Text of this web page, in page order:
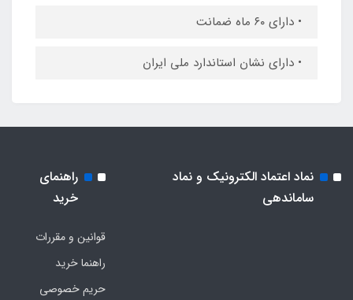
• دارای ۶٠ ماه ضمانت
• دارای نشان استاندارد ملی ایران
نماد اعتماد الکترونیک و نماد
ساماندهی
راهنمای
خرید
قوانین و مقررات
راهنما خرید
حریم خصوصی